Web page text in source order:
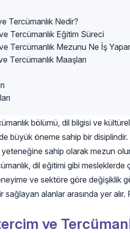
Tercümanlık Nedir?
Tercümanlık Eğitim Süreci
Tercümanlık Mezunu Ne İş
Tercümanlık Maaşları
bölümü, dil bilgisi ve
büyük öneme sahip bir
sahip olarak mezun
dil eğitimi gibi
ve sektöre göre değişiklik
alanlar arasında yer
ve